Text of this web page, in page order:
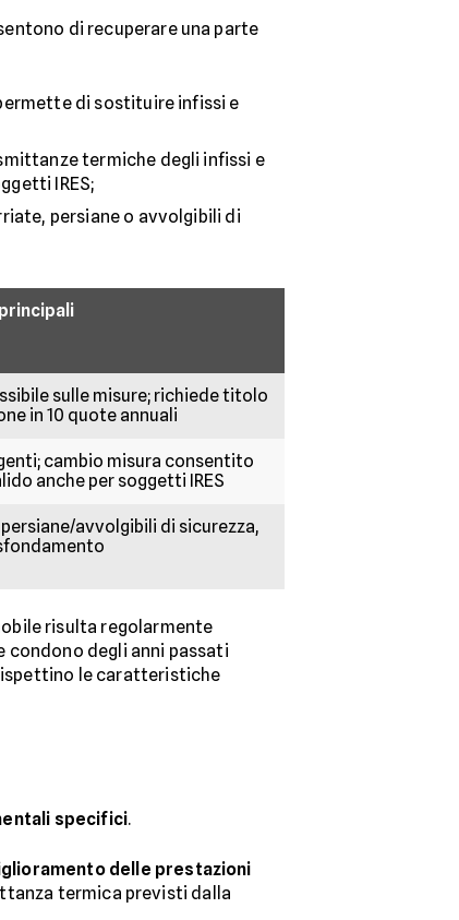
di recuperare una parte
di sostituire infissi e
termiche degli infissi e
IRES;
persiane o avvolgibili di
sulle misure; richiede titolo
in 10 quote annuali
cambio misura consentito
anche per soggetti IRES
avvolgibili di sicurezza,
risulta regolarmente
degli anni passati
le caratteristiche
specifici.
delle prestazioni
termica previsti dalla